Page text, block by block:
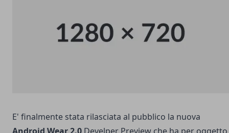
E' finalmente stata rilasciata al pubblico la nuova